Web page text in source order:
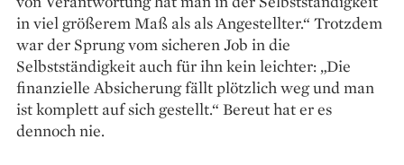
in viel größerem Maß als als Angestellter.“ Trotzdem
war der Sprung vom sicheren Job in die
Selbstständigkeit auch für ihn kein leichter: „Die
finanzielle Absicherung fällt plötzlich weg und man
ist komplett auf sich gestellt.“ Bereut hat er es
dennoch nie.